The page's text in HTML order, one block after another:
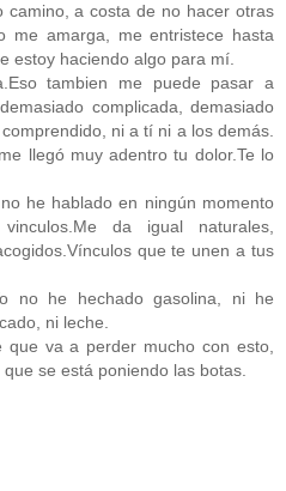
camino, a costa de no hacer otras
me amarga, me entristece hasta
estoy haciendo algo para mí.
tambien me puede pasar a
complicada, demasiado
ni a tí ni a los demás.
llegó muy adentro tu dolor.Te lo
he hablado en ningún momento
da igual naturales,
que te unen a tus
no he hechado gasolina, ni he
ni leche.
que va a perder mucho con esto,
se está poniendo las botas.